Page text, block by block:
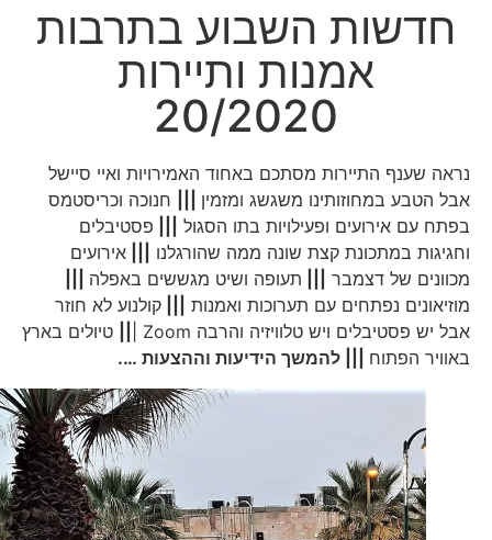
חדשות השבוע בתרבות
אמנות ותיירות
20/2020
נראה שענף התיירות מסתכם באחוד האמירויות ואיי סיישל
אבל הטבע במחוזותינו משגשג ומזמין|||
חנוכה וכריסטמס
בפתח עם אירועים ופעילויות בתו הסגול|||
פסטיבלים
וחגיגות במתכונת קצת שונה ממה שהורגלנו|||
אירועים
מכוונים של דצמבר||| תעופה ושיט מגששים באפלה|||
מוזיאונים נפתחים עם תערוכות ואמנות|||
קולנוע לא חוזר
אבל יש פסטיבלים ויש טלוויזיה והרבה Zoom |
||
טיולים בארץ
באוויר הפתוח||| להמשך הידיעות וההצעות ….